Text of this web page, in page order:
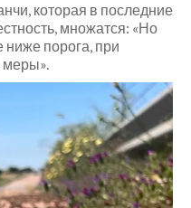
которая в последние
множатся: «Но
ниже порога, при
меры».